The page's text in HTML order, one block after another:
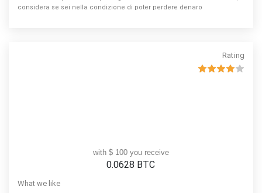
considera se sei nella condizione di poter perdere denaro
Rating
with $ 100 you receive
0.0628 BTC
What we like